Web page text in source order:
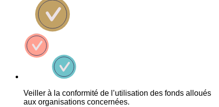
Veiller à la conformité de l’utilisation des fonds alloués
aux organisations concernées.